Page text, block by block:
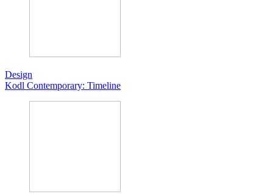
Design
Kodl Contemporary: Timeline